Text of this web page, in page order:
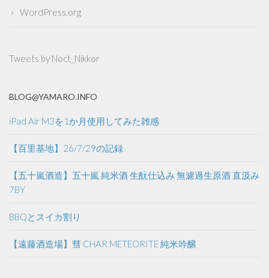
WordPress.org
Tweets by Noct_Nikkor
BLOG@YAMARO.INFO
iPad Air M3を1か月使用してみた雑感
【百里基地】26/7/29の記録
【五十嵐酒造】五十嵐 純米酒 生酛仕込み 無濾過生原酒 直汲み
7BY
BBQとスイカ割り
【遠藤酒造場】彗 CHAR METEORITE 純米吟醸